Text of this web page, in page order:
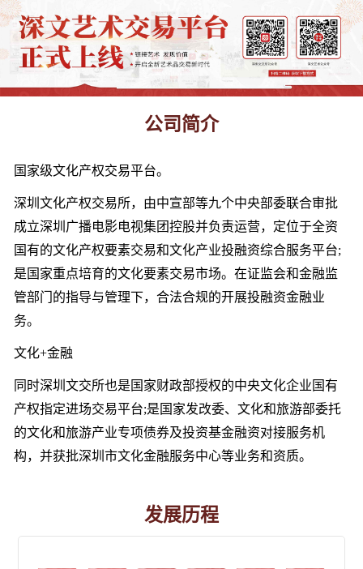
公司简介
国家级文化产权交易平台。
深圳文化产权交易所，由中宣部等九个中央部委联合审批
成立深圳广播电影电视集团控股并负责运营，定位于全资
国有的文化产权要素交易和文化产业投融资综合服务平台;
是国家重点培育的文化要素交易市场。在证监会和金融监
管部门的指导与管理下，合法合规的开展投融资金融业
务。
文化+金融
同时深圳文交所也是国家财政部授权的中央文化企业国有
产权指定进场交易平台;是国家发改委、文化和旅游部委托
的文化和旅游产业专项债券及投资基金融资对接服务机
构，并获批深圳市文化金融服务中心等业务和资质。
发展历程